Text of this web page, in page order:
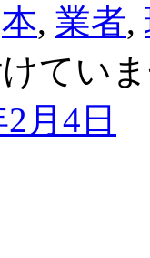
本, 業者,
てい
月4日